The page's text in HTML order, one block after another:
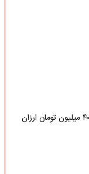
ریزش سنگین قیمت‌ها در بازار خودرو | این خودرو ۴۰ میلیون تومان ارزان